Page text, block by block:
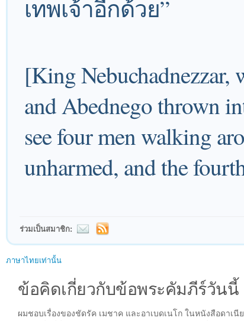
เทพเจ้าอีกด้วย”
[King Nebuchadnezzar,
and Abednego thrown
see four men walking
unharmed, and the
ร่วมเป็นสมาชิก:
ภาษาไทยเท่านั้น
ข้อคิดเกี่ยวกับข้อพระคัมภีร์วันนี้
ผมชอบเรื่องของชัดรัค เมชาค และอาเบดเนโก ในหนังสือดาเนี